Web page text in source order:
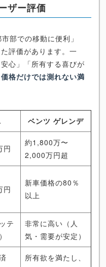
ザー評価
部での移動に便利」
評価があります。一
心」「所有する喜びが
価格だけでは測れない満
ベンツ ゲレンデ
円
約1,800万〜
2,000万円超
円
新車価格の80％
以上
テ
非常に高い（人
気・需要が安定）
所有欲を満たし、